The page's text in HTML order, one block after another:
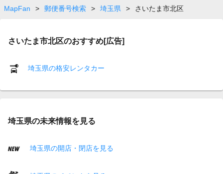
MapFan > 郵便番号検索 > 埼玉県 > さいたま市北区
さいたま市北区のおすすめ[広告]
埼玉県の格安レンタカー
埼玉県の未来情報を見る
埼玉県の開店・閉店を見る